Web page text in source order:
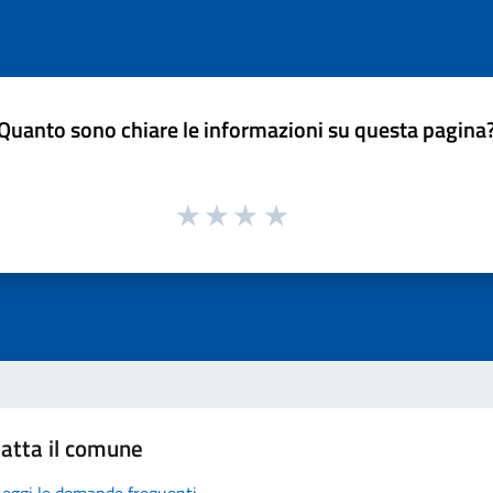
sono chiare le informazioni su questa
il comune